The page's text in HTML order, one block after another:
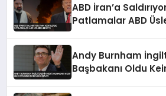
ABD İran’a
Patlamalar ABD
Andy Burnham
Başbakanı Oldu